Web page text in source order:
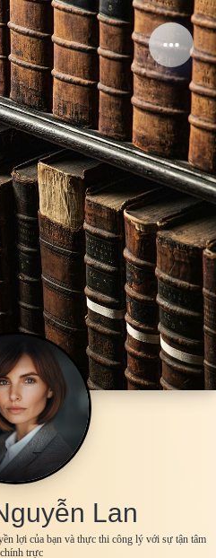
Lan
lợi của bạn và thực thi công lý với sự tận tâm
trực